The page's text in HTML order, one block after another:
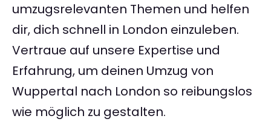
umzugsrelevanten Themen und helfen
dir, dich schnell in London einzuleben.
Vertraue auf unsere Expertise und
Erfahrung, um deinen Umzug von
Wuppertal nach London so reibungslos
wie möglich zu gestalten.